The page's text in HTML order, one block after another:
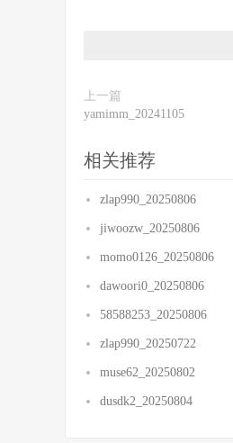
上一篇
yamimm_20241105
相关推荐
zlap990_20250806
jiwoozw_20250806
momo0126_20250806
dawoori0_20250806
58588253_20250806
zlap990_20250722
muse62_20250802
dusdk2_20250804